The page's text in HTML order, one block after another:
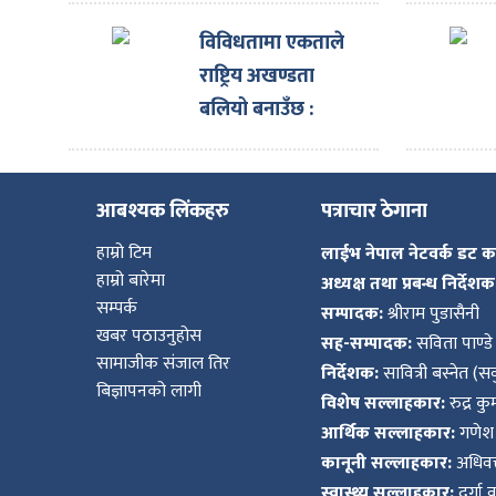
शिलान्यास
विविधतामा एकताले
राष्ट्रिय अखण्डता
बलियो बनाउँछ :
राष्ट्रपति
आबश्यक लिंकहरु
हाम्रो टिम
हाम्रो बारेमा
सम्पर्क
खबर पठाउनुहोस
सामाजीक संजाल तिर
बिज्ञापनको लागी
पत्राचार ठेगाना
लाईभ नेपाल नेटवर्क डट
अध्यक्ष तथा प्रबन्ध
सम्पादक:श्रीराम पुडासैनी
सह-सम्पादक:सविता पाण्डे
निर्देशक:सावित्री बस्नेत
विशेष सल्लाहकार:रुद्र
आर्थिक सल्लाहकार:गणेश
कानूनी सल्लाहकार: